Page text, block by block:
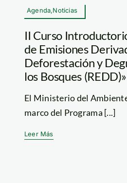
Agenda,Noticias
II Curso
de Emisiones
Deforestación y
los Bosques (REDD)»
El Ministerio del
marco del Programa [...]
Leer Más